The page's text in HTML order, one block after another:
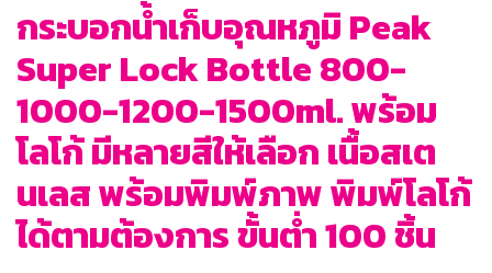
กระบอกน้ำเก็บอุณหภูมิ Peak
Super Lock Bottle 800-
1000-1200-1500ml. พร้อม
โลโก้ มีหลายสีให้เลือก เนื้อสเต
นเลส พร้อมพิมพ์ภาพ พิมพ์โลโก้
ได้ตามต้องการ ขั้นต่ำ 100 ชิ้น